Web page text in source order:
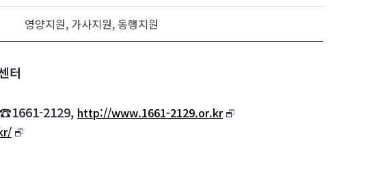
영양지원, 가사지원, 동행지원
터
2129, http://www.1661-2129.or.kr